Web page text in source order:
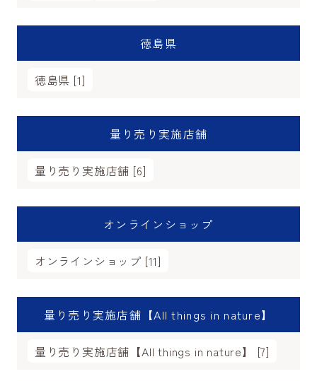
徳島県
徳島県 [1]
量り売り実施店舗
量り売り実施店舗 [6]
オンラインショップ
オンラインショップ [11]
量り売り実施店舗【All things in nature】
量り売り実施店舗【All things in nature】 [7]